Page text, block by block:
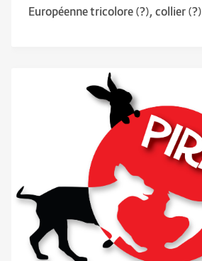
Européenne tricolore (?), collier (?)